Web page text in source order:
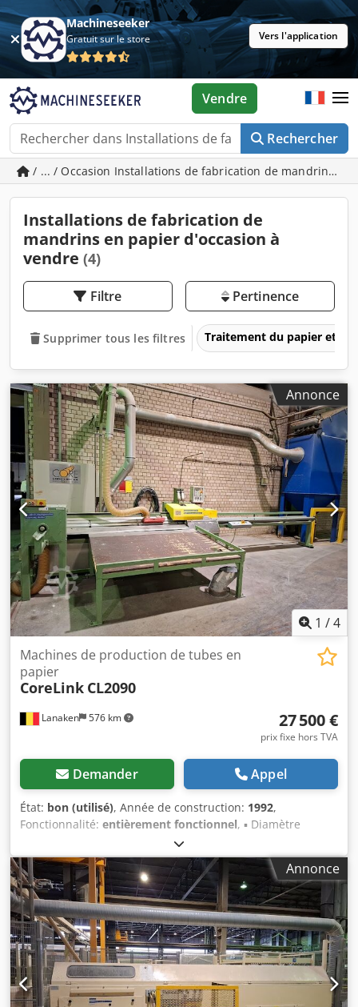
Machineseeker
Gratuit sur le store Vers l'application
Rechercher
Vendre
/ ... / Occasion Installations de fabrication de mandrins
Installations de fabrication de
mandrins en papier d'occasion à
vendre (4)
Filtre Pertinence
Supprimer tous les filtres Traitement du papier et
Annonce
1 /4
Lanaken 576 km
Machines de production de tubes en
papier
CoreLink CL2090
27 500 €
prix fixe hors TVA
Demander Appel
État: bon (utilisé), Année de construction: 1992,
Fonctionnalité: entièrement fonctionnel, ▪ Diamètre
extérieur du mandrin : max. 250 mm Dcsdpfoy Tk Sqox Am
Ajk ▪ Diamètre intérieur du mandrin : max. 200 mm ▪
Longueur de mandrin (entrée) : max. 5000 mm ▪ Longueur
de coupe : 100 – 2500 mm Installation complète de coupe
de mandrins, incluant une unité de collecte des
poussières.
Annonce